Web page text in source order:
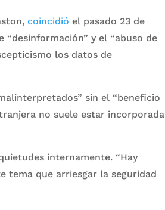
coincidió el pasado 23 de
y el “abuso de
los datos de
sin el “beneficio
no suele estar incorporada
internamente. “Hay
tema que arriesgar la seguridad